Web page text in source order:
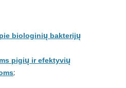
biologinių bakterijų
pigių ir efektyvių
;